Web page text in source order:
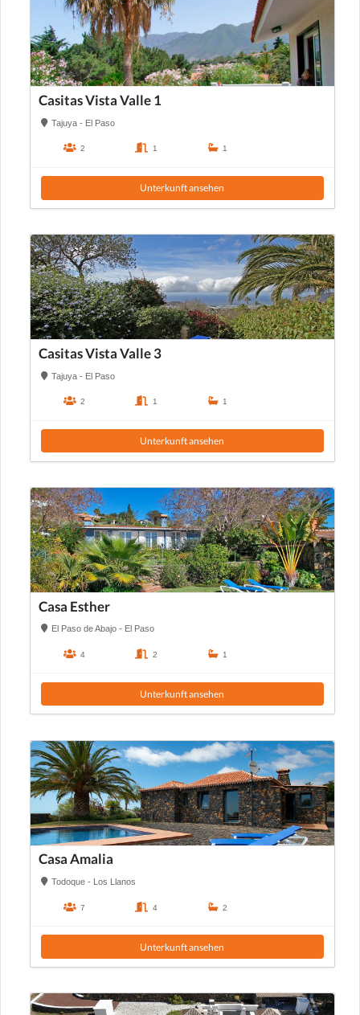
Casitas Vista Valle 1
Tajuya - El Paso
2 1 1
Unterkunft ansehen
Casitas Vista Valle 3
Tajuya - El Paso
2 1 1
Unterkunft ansehen
Casa Esther
El Paso de Abajo - El Paso
4 2 1
Unterkunft ansehen
Casa Amalia
Todoque - Los Llanos
7 4 2
Unterkunft ansehen